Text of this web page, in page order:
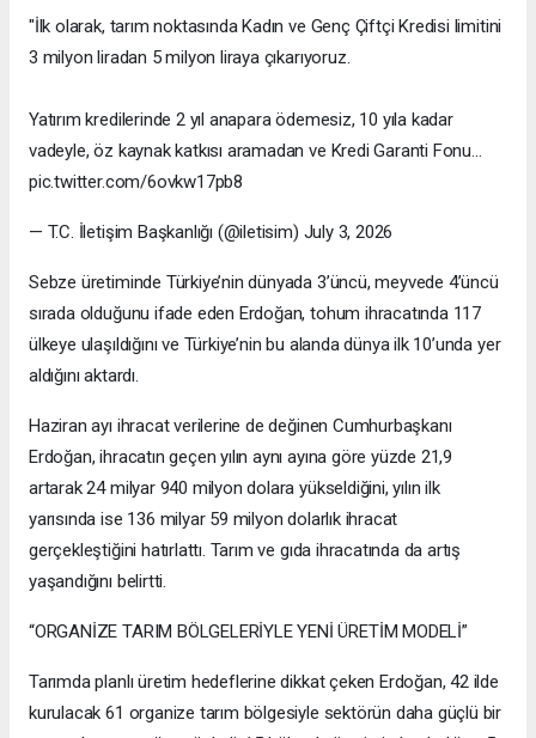
"İlk olarak, tarım noktasında Kadın ve Genç Çiftçi Kredisi limitini
3 milyon liradan 5 milyon liraya çıkarıyoruz.
Yatırım kredilerinde 2 yıl anapara ödemesiz, 10 yıla kadar
vadeyle, öz kaynak katkısı aramadan ve Kredi Garanti Fonu…
pic.twitter.com/6ovkw17pb8
— T.C. İletişim Başkanlığı (@iletisim) July 3, 2026
Sebze üretiminde Türkiye’nin dünyada 3’üncü, meyvede 4’üncü
sırada olduğunu ifade eden Erdoğan, tohum ihracatında 117
ülkeye ulaşıldığını ve Türkiye’nin bu alanda dünya ilk 10’unda yer
aldığını aktardı.
Haziran ayı ihracat verilerine de değinen Cumhurbaşkanı
Erdoğan, ihracatın geçen yılın aynı ayına göre yüzde 21,9
artarak 24 milyar 940 milyon dolara yükseldiğini, yılın ilk
yarısında ise 136 milyar 59 milyon dolarlık ihracat
gerçekleştiğini hatırlattı. Tarım ve gıda ihracatında da artış
yaşandığını belirtti.
“ORGANİZE TARIM BÖLGELERİYLE YENİ ÜRETİM MODELİ”
Tarımda planlı üretim hedeflerine dikkat çeken Erdoğan, 42 ilde
kurulacak 61 organize tarım bölgesiyle sektörün daha güçlü bir